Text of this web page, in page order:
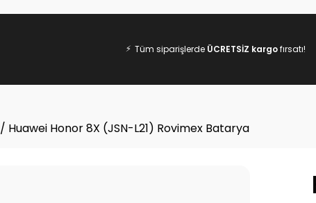
⚡ Tüm siparişlerde ÜCRETSİZ kargofırsatı!
/ Huawei Honor 8X (JSN-L21) Rovimex Batarya